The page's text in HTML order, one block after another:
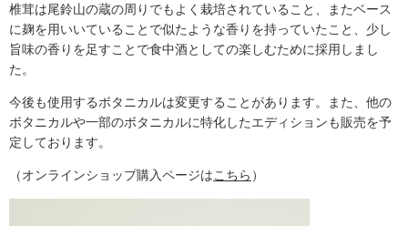
椎茸は尾鈴山の蔵の周りでもよく栽培されていること、またベース
に麹を用いいていることで似たような香りを持っていたこと、少し
旨味の香りを足すことで食中酒としての楽しむために採用しまし
た。
今後も使用するボタニカルは変更することがあります。また、他の
ボタニカルや一部のボタニカルに特化したエディションも販売を予
定しております。
（オンラインショップ購入ページはこちら ）